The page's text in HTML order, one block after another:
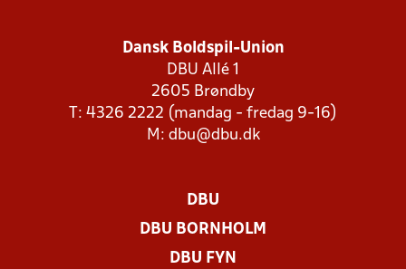
Dansk Boldspil-Union
DBU Allé 1
2605 Brøndby
T: 4326 2222 (mandag - fredag 9-16)
M: dbu@dbu.dk
DBU
DBU BORNHOLM
DBU FYN